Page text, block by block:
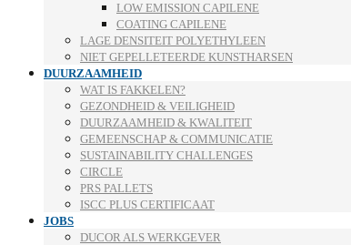
LOW EMISSION CAPILENE
COATING CAPILENE
LAGE DENSITEIT POLYETHYLEEN
NIET GEPELLETEERDE KUNSTHARSEN
DUURZAAMHEID
WAT IS FAKKELEN?
GEZONDHEID & VEILIGHEID
DUURZAAMHEID & KWALITEIT
GEMEENSCHAP & COMMUNICATIE
SUSTAINABILITY CHALLENGES
CIRCLE
PRS PALLETS
ISCC PLUS CERTIFICAAT
JOBS
DUCOR ALS WERKGEVER